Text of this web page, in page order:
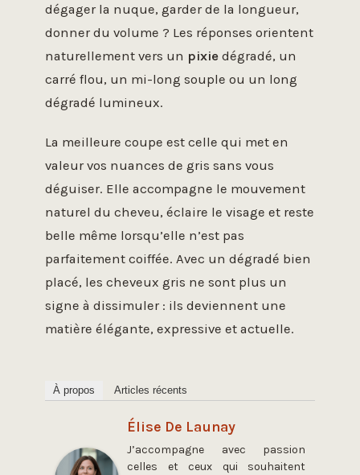
dégager la nuque, garder de la longueur,
donner du volume ? Les réponses orientent
naturellement vers un pixie dégradé, un
carré flou, un mi-long souple ou un long
dégradé lumineux.
La meilleure coupe est celle qui met en
valeur vos nuances de gris sans vous
déguiser. Elle accompagne le mouvement
naturel du cheveu, éclaire le visage et reste
belle même lorsqu’elle n’est pas
parfaitement coiffée. Avec un dégradé bien
placé, les cheveux gris ne sont plus un
signe à dissimuler : ils deviennent une
matière élégante, expressive et actuelle.
À propos Articles récents
Élise De Launay
J’accompagne avec passion
celles et ceux qui souhaitent